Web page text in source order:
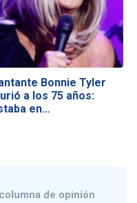
Bonnie Tyler
a los 75 años:
en…
de opinión